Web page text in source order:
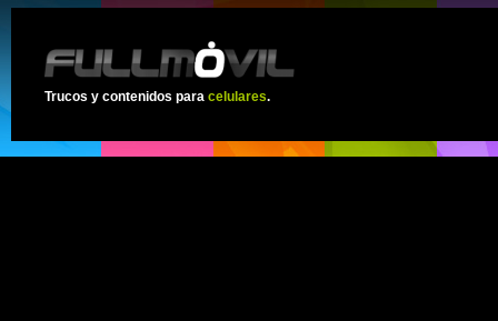
Trucos y contenidos para celulares.